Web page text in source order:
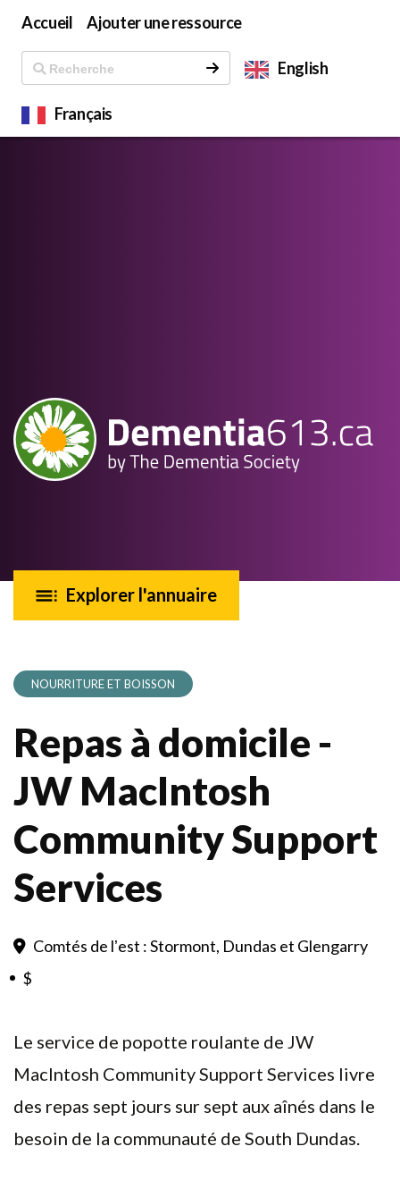
Accueil Ajouter une ressource
English
Français
Explorer l'annuaire
NOURRITURE ET BOISSON
Repas à domicile -
JW MacIntosh
Community Support
Services
Comtés de lʼest : Stormont, Dundas et Glengarry
$
Le service de popotte roulante de JW
MacIntosh Community Support Services livre
des repas sept jours sur sept aux aînés dans le
besoin de la communauté de South Dundas.